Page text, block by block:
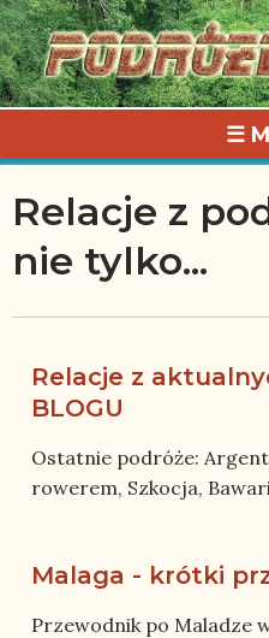
☰
Relacje z
nie tylko...
Relacje z
BLOGU
Ostatnie podróże:
rowerem, Szkocja,
Malaga - krótki
Przewodnik po Maladze